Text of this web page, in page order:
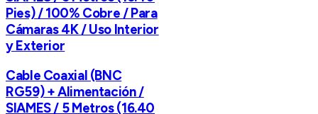
Pies) / 100% Cobre / Para
Cámaras 4K / Uso Interior
y Exterior
Cable Coaxial (BNC
RG59) + Alimentación /
SIAMES / 5 Metros (16.40